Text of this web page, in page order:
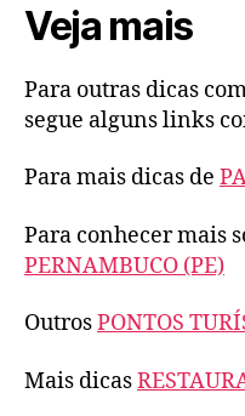
Veja mais
Para outras dicas
segue alguns links
Para mais dicas de
Para conhecer mais
PERNAMBUCO (PE)
OutrosPONTOS
Mais dicas